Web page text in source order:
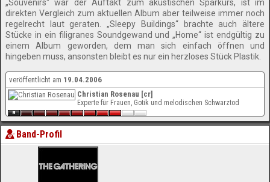
„Souvenirs“ war der Auftakt zum akustischen Sparkurs, ist im
direkten Vergleich zum aktuellen Album aber teilweise immer noch
regelrecht laut geraten. „Sleepy Buildings“ brachte auch ältere
Stücke in ein filigranes Soundgewand und „Home“ ist endgültig zu
einem Album geworden, dem man sich einfach öffnen und
hingeben muss, ansonsten bleibt es nur ein herzloses Stück Plastik.
veröffentlicht am 19.04.2006
Christian Rosenau [cr]
Experte für Frauen, Gotik und melodischen Schwarztod
Band-Profil